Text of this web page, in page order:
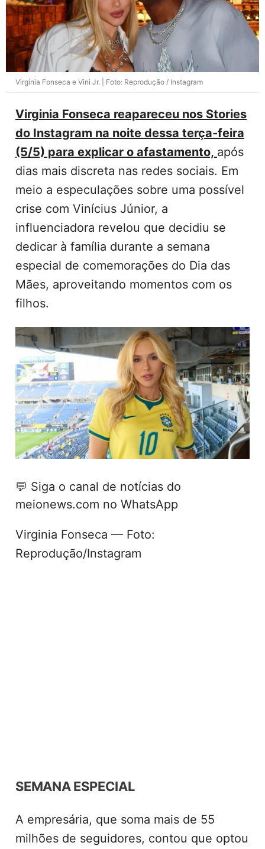
Virgínia Fonseca e Vini Jr. | Foto: Reprodução / Instagram
Virginia Fonseca reapareceu nos Stories
do Instagram na noite dessa terça-feira
(5/5) para explicar o afastamento, após
dias mais discreta nas redes sociais. Em
meio a especulações sobre uma possível
crise com Vinícius Júnior, a
influenciadora revelou que decidiu se
dedicar à família durante a semana
especial de comemorações do Dia das
Mães, aproveitando momentos com os
filhos.
💬 Siga o canal de notícias do
meionews.com no WhatsApp
Virginia Fonseca — Foto:
Reprodução/Instagram
SEMANA ESPECIAL
A empresária, que soma mais de 55
milhões de seguidores, contou que optou